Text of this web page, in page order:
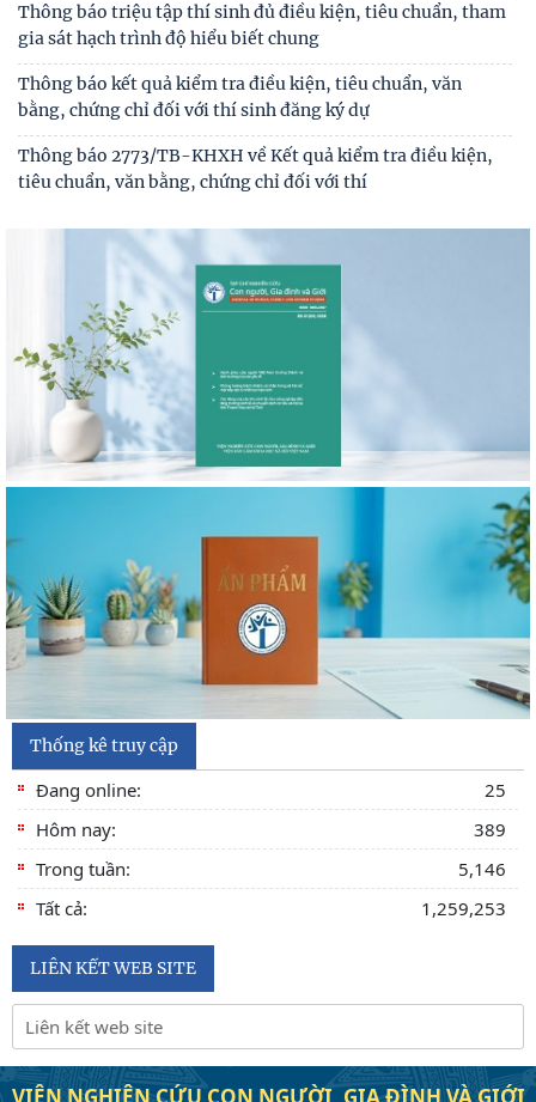
Thông báo triệu tập thí sinh đủ điều kiện, tiêu chuẩn, tham
gia sát hạch trình độ hiểu biết chung
Thông báo kết quả kiểm tra điều kiện, tiêu chuẩn, văn
bằng, chứng chỉ đối với thí sinh đăng ký dự
Thông báo 2773/TB-KHXH về Kết quả kiểm tra điều kiện,
tiêu chuẩn, văn bằng, chứng chỉ đối với thí
Thống kê truy cập
Đang online:
25
Hôm nay:
389
Trong tuần:
5,146
Tất cả:
1,259,253
LIÊN KẾT WEB SITE